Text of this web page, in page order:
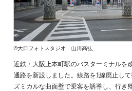
©大日フォトスタジオ 山川高弘
近鉄・大阪上本町駅のバスターミナルを
通路を新設しました。線路を1線廃止し
ズミカルな曲面壁で乗客を誘導し、行き